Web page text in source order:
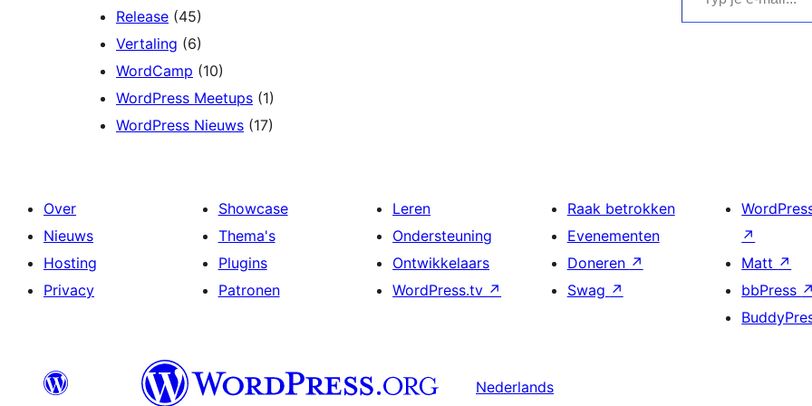
Release (45)
Vertaling (6)
WordCamp (10)
WordPress Meetups (1)
WordPress Nieuws (17)
Over
Nieuws
Hosting
Privacy
Showcase
Thema's
Plugins
Patronen
Leren
Ondersteuning
Ontwikkelaars
WordPress.tv ↗
Raak betrokken
Evenementen
Doneren ↗
Swag ↗
↗
Matt ↗
bbPress ↗
Nederlands